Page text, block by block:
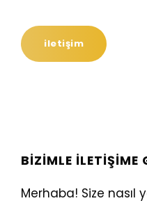
iletişim
BIZIMLE İLETIŞIME
Merhaba! Size nasıl